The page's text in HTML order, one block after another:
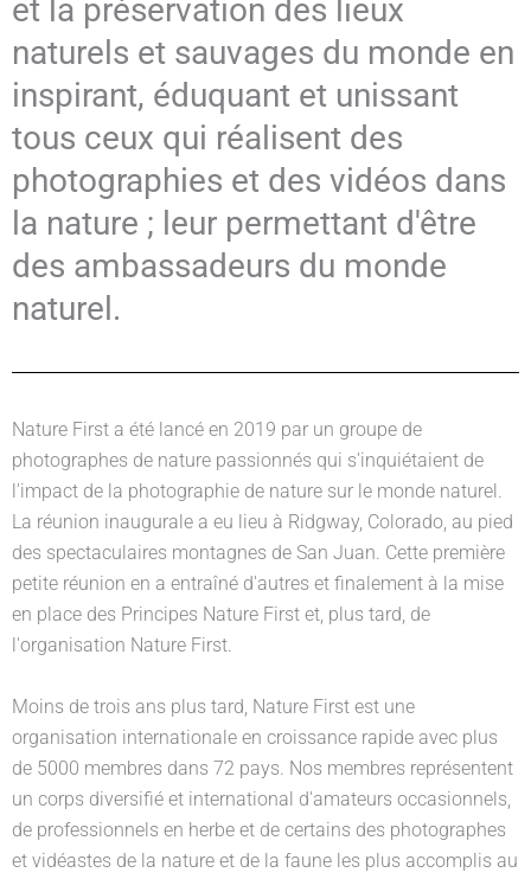
et la préservation des lieux
naturels et sauvages du monde en
inspirant, éduquant et unissant
tous ceux qui réalisent des
photographies et des vidéos dans
la nature ; leur permettant d'être
des ambassadeurs du monde
naturel.
Nature First a été lancé en 2019 par un groupe de
photographes de nature passionnés qui s'inquiétaient de
l'impact de la photographie de nature sur le monde naturel.
La réunion inaugurale a eu lieu à Ridgway, Colorado, au pied
des spectaculaires montagnes de San Juan. Cette première
petite réunion en a entraîné d'autres et finalement à la mise
en place des Principes Nature First et, plus tard, de
l'organisation Nature First.
Moins de trois ans plus tard, Nature First est une
organisation internationale en croissance rapide avec plus
de 5000 membres dans 72 pays. Nos membres représentent
un corps diversifié et international d'amateurs occasionnels,
de professionnels en herbe et de certains des photographes
et vidéastes de la nature et de la faune les plus accomplis au